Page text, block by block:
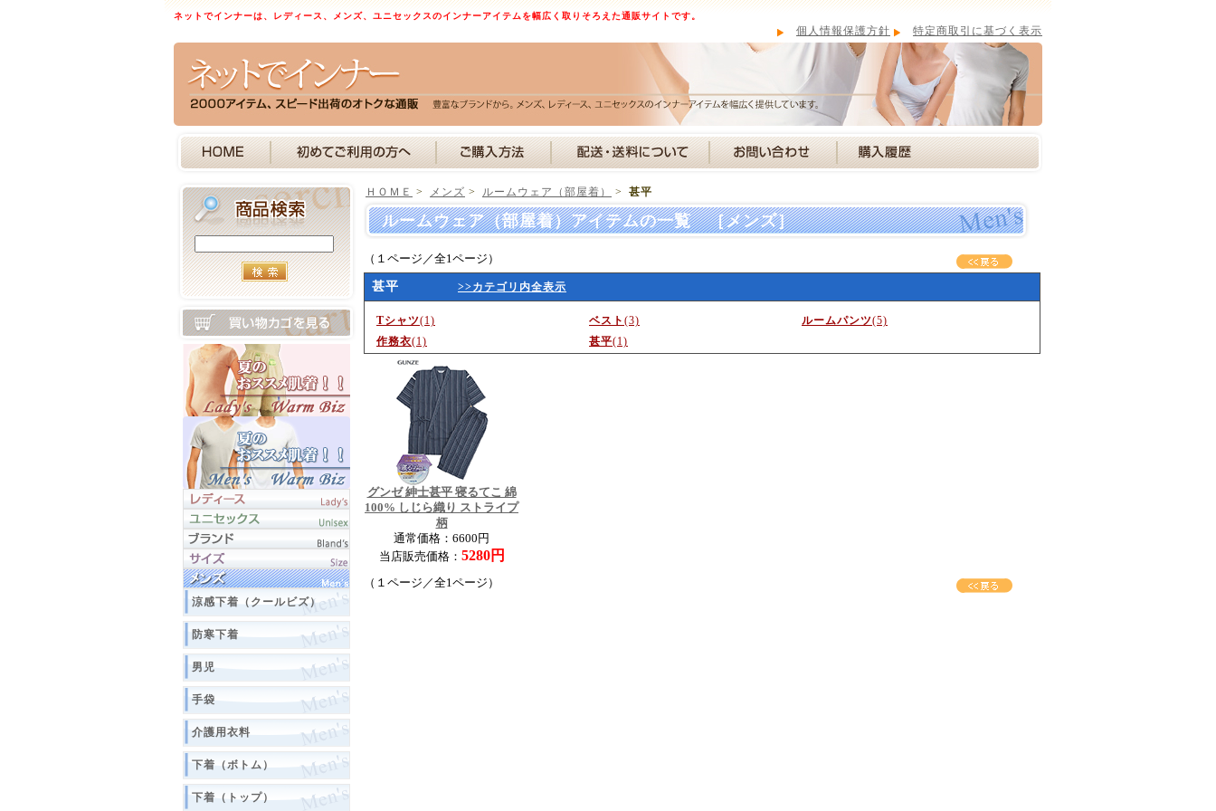
ネットでインナーは、レディース、メンズ、ユニセックスのインナーアイテムを幅広く取りそろえた通販サイトです。
特定商取引に基づく表示
個人情報保護方針
涼感下着（クールビズ）
防寒下着
男児
手袋
介護用衣料
下着（ボトム）
下着（トップ）
ＨＯＭＥ > メンズ > ルームウェア（部屋着） > 甚平
ルームウェア（部屋着）アイテムの一覧 ［メンズ］
（１ページ／全1ページ）
甚平 >>カテゴリ内全表示
Tシャツ(1) ベスト (3) ルームパンツ(5)
作務衣(1) 甚平(1)
グンゼ 紳士甚平 寝るてこ 綿
100% しじら織り ストライプ
柄
通常価格：6600円
当店販売価格： 5280円
（１ページ／全1ページ）